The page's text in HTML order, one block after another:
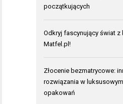
początkujących
Odkryj fascynujący świat z
Matfel.pl!
Złocenie bezmatrycowe:
rozwiązania w
opakowań